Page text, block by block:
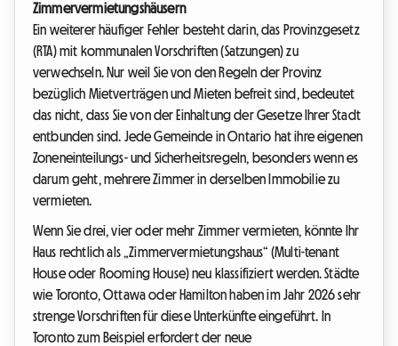
Zimmervermietungshäusern
Ein weiterer häufiger Fehler besteht darin, das Provinzgesetz
(RTA) mit kommunalen Vorschriften (Satzungen) zu
verwechseln. Nur weil Sie von den Regeln der Provinz
bezüglich Mietverträgen und Mieten befreit sind, bedeutet
das nicht, dass Sie von der Einhaltung der Gesetze Ihrer Stadt
entbunden sind. Jede Gemeinde in Ontario hat ihre eigenen
Zoneneinteilungs- und Sicherheitsregeln, besonders wenn es
darum geht, mehrere Zimmer in derselben Immobilie zu
vermieten.
Wenn Sie drei, vier oder mehr Zimmer vermieten, könnte Ihr
Haus rechtlich als „Zimmervermietungshaus“ (Multi-tenant
House oder Rooming House) neu klassifiziert werden. Städte
wie Toronto, Ottawa oder Hamilton haben im Jahr 2026 sehr
strenge Vorschriften für diese Unterkünfte eingeführt. In
Toronto zum Beispiel erfordert der neue